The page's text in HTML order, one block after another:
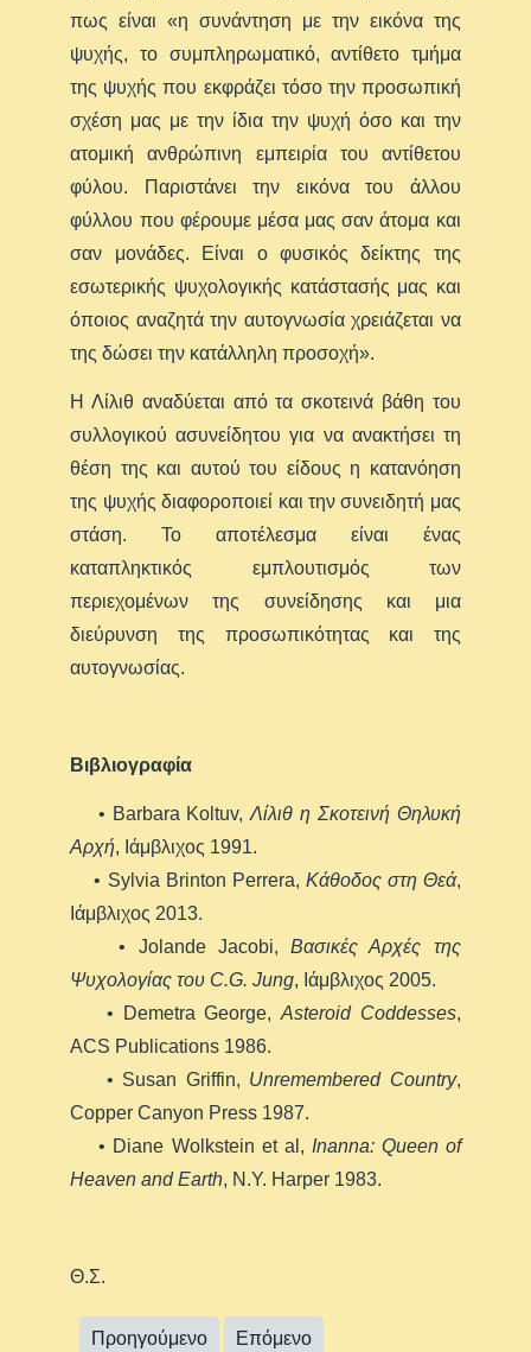
πως είναι «η συνάντηση με την εικόνα της
ψυχής, το συμπληρωματικό, αντίθετο τμήμα
της ψυχής που εκφράζει τόσο την προσωπική
σχέση μας με την ίδια την ψυχή όσο και την
ατομική ανθρώπινη εμπειρία του αντίθετου
φύλου. Παριστάνει την εικόνα του άλλου
φύλλου που φέρουμε μέσα μας σαν άτομα και
σαν μονάδες. Είναι ο φυσικός δείκτης της
εσωτερικής ψυχολογικής κατάστασής μας και
όποιος αναζητά την αυτογνωσία χρειάζεται να
της δώσει την κατάλληλη προσοχή».
Η Λίλιθ αναδύεται από τα σκοτεινά βάθη του
συλλογικού ασυνείδητου για να ανακτήσει τη
θέση της και αυτού του είδους η κατανόηση
της ψυχής διαφοροποιεί και την συνειδητή μας
στάση. Το αποτέλεσμα είναι ένας
καταπληκτικός εμπλουτισμός των
περιεχομένων της συνείδησης και μια
διεύρυνση της προσωπικότητας και της
αυτογνωσίας.
Βιβλιογραφία
• Barbara Koltuv,Λίλιθ η Σκοτεινή Θηλυκή
Αρχή, Ιάμβλιχος 1991.
• Sylvia Brinton Perrera, Κάθοδος στη Θεά,
Ιάμβλιχος 2013.
• Jolande Jacobi,Βασικές Αρχές της
Ψυχολογίας του C.G. Jung, Ιάμβλιχος 2005.
• Demetra George, Asteroid Coddesses,
ACS Publications 1986.
• Susan Griffin, Unremembered Country,
Copper Canyon Press 1987.
• Diane Wolkstein et al, Inanna: Queen of
Heaven and Earth, N.Y. Harper 1983.
Θ.Σ.
Προηγούμενο Επόμενο